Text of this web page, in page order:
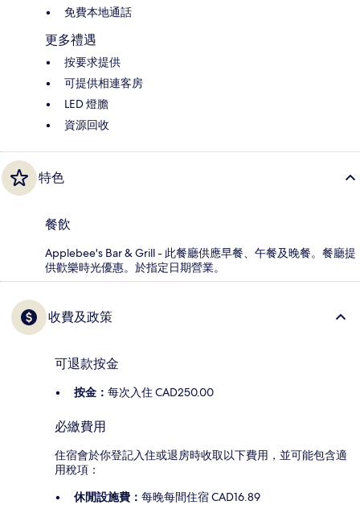
免費本地通話
更多禮遇
按要求提供
可提供相連客房
LED 燈膽
資源回收
特色
餐飲
Applebee's Bar & Grill - 此餐廳供應早餐、午餐及晚餐。餐廳提
供歡樂時光優惠。於指定日期營業。
收費及政策
可退款按金
按金： 每次入住 CAD250.00
必繳費用
住宿會於你登記入住或退房時收取以下費用，並可能包含適
用稅項：
休閒設施費： 每晚每間住宿 CAD16.89